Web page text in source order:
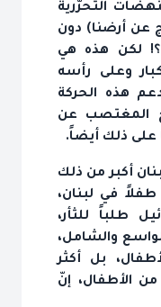
التحرّرية
عن أرضنا) دون
؟! لكن هذه هي
وعلى رأسه
هذه الحركة
المغتصب عن
على ذلك أيضاً.
أكبر من ذلك
طفلاً في لبنان،
طلباً للثأر،
والشامل،
بل أكثر
من الأطفال، إنّ